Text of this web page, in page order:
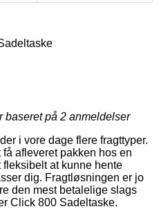
baseret på 2 anmeldelser
i vore dage flere fragttyper.
afleveret pakken hos en
at kunne hente
dig. Fragtløsningen er jo
den mest betalelige slags
Click 800 Sadeltaske.